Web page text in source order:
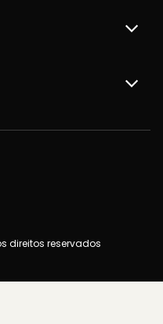
direitos reservados